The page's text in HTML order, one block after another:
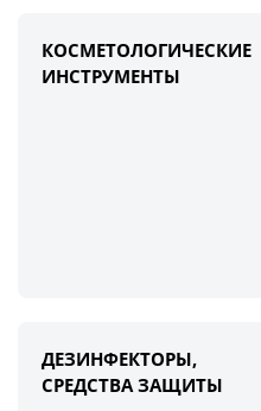
КОСМЕТОЛОГИЧЕСКИЕ
ИНСТРУМЕНТЫ
ДЕЗИНФЕКТОРЫ,
СРЕДСТВА ЗАЩИТЫ